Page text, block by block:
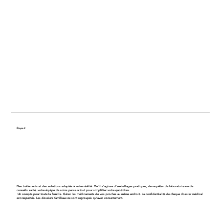
Étape 2
Des traitements et des solutions adaptés à votre réalité. Qu'il s'agisse d'emballages pratiques, de requêtes de laboratoire ou de
conseils santé, votre équipe de soins pense à tout pour simplifier votre quotidien.
Un compte pour toute la famille. Gérez les médicaments de vos proches au même endroit. La confidentialité de chaque dossier médical
est respectée. Les dossiers familiaux ne sont regroupés qu’avec consentement.